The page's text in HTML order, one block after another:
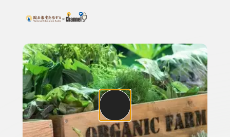
上方功能區塊
搜尋關鍵字：可輸入節目名稱、主持人或關鍵字